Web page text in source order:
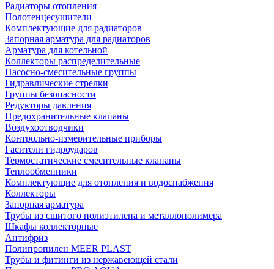
Радиаторы отопления
Полотенцесушители
Комплектующие для радиаторов
Запорная арматура для радиаторов
Арматура для котельной
Коллекторы распределительные
Насосно-смесительные группы
Гидравлические стрелки
Группы безопасности
Редукторы давления
Предохранительные клапаны
Воздухоотводчики
Контрольно-измерительные приборы
Гасители гидроударов
Термостатические смесительные клапаны
Теплообменники
Комплектующие для отопления и водоснабжения
Коллекторы
Запорная арматура
Трубы из сшитого полиэтилена и металлополимера
Шкафы коллекторные
Антифриз
Полипропилен MEER PLAST
Трубы и фитинги из нержавеющей стали